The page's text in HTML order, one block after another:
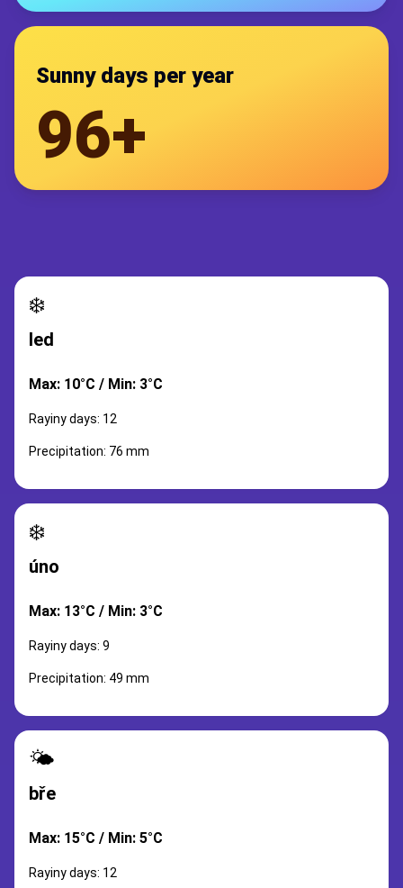
Sunny days per year
96+
❄️
led
Max: 10°C / Min: 3°C
Rayiny days: 12
Precipitation: 76 mm
❄️
úno
Max: 13°C / Min: 3°C
Rayiny days: 9
Precipitation: 49 mm
🌤️
bře
Max: 15°C / Min: 5°C
Rayiny days: 12